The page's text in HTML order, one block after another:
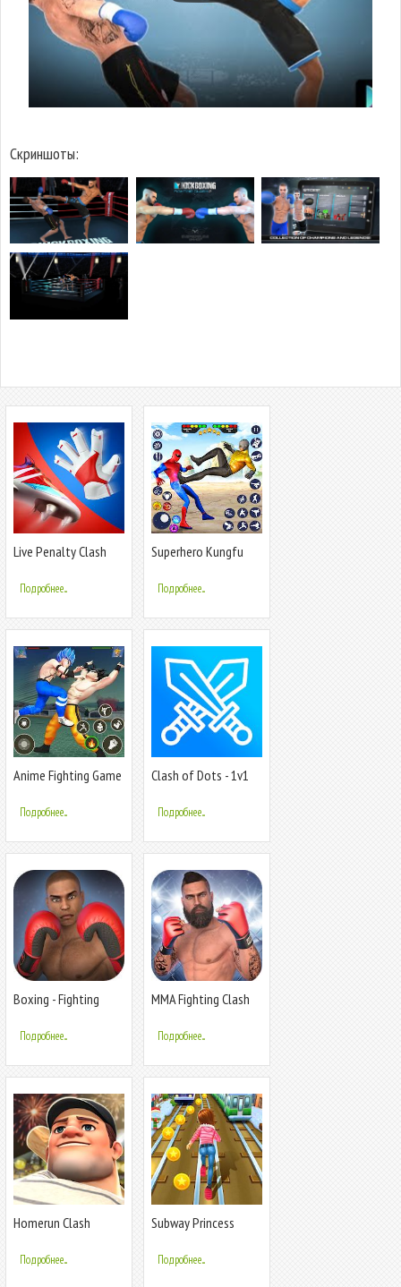
Скриншоты:
Live Penalty Clash
Подробнее...
Superhero Kungfu
Подробнее...
Anime Fighting Game
Подробнее...
Clash of Dots - 1v1
Подробнее...
Boxing - Fighting
Подробнее...
MMA Fighting Clash
Подробнее...
Homerun Clash
Подробнее...
Subway Princess
Подробнее...